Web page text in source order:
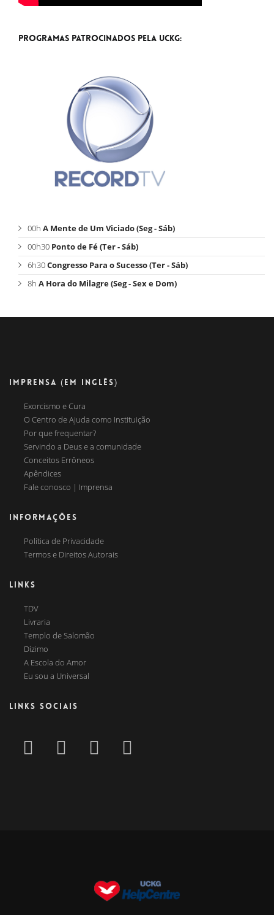
Programas Patrocinados pela UCKG:
00h A Mente de Um Viciado (Seg - Sáb)
00h30 Ponto de Fé (Ter - Sáb)
6h30Congresso Para o Sucesso (Ter - Sáb)
8h A Hora do Milagre (Seg - Sex e Dom)
IMPRENSA (EM INGLÊS)
Exorcismo e Cura
O Centro de Ajuda como Instituição
Por que frequentar?
Servindo a Deus e a comunidade
Conceitos Errôneos
Apêndices
Fale conosco | Imprensa
INFORMAÇÕES
Política de Privacidade
Termos e Direitos Autorais
LINKS
TDV
Livraria
Templo de Salomão
Dízimo
A Escola do Amor
Eu sou a Universal
LINKS SOCIAIS